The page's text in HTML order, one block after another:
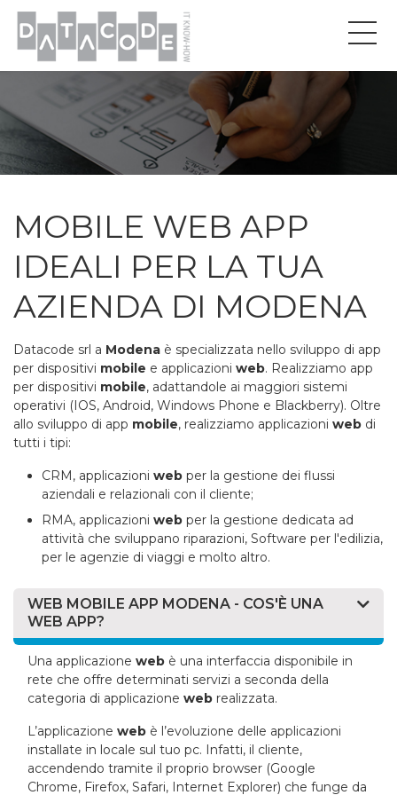
MOBILE WEB APP
IDEALI PER LA TUA
AZIENDA DI MODENA
Datacode srl a Modena è specializzata nello sviluppo di app
per dispositivi mobile e applicazioni web. Realizziamo app
per dispositivi mobile, adattandole ai maggiori sistemi
operativi (IOS, Android, Windows Phone e Blackberry). Oltre
allo sviluppo di app mobile, realizziamo applicazioni web di
tutti i tipi:
CRM, applicazioni web per la gestione dei flussi
aziendali e relazionali con il cliente;
RMA, applicazioni web per la gestione dedicata ad
attività che sviluppano riparazioni, Software per l'edilizia,
per le agenzie di viaggi e molto altro.
WEB MOBILE APP MODENA - COS'È UNA
WEB APP?
Una applicazione web è una interfaccia disponibile in
rete che offre determinati servizi a seconda della
categoria di applicazione web realizzata.
L’applicazione web è l’evoluzione delle applicazioni
installate in locale sul tuo pc. Infatti, il cliente,
accendendo tramite il proprio browser (Google
Chrome, Firefox, Safari, Internet Explorer) che funge da